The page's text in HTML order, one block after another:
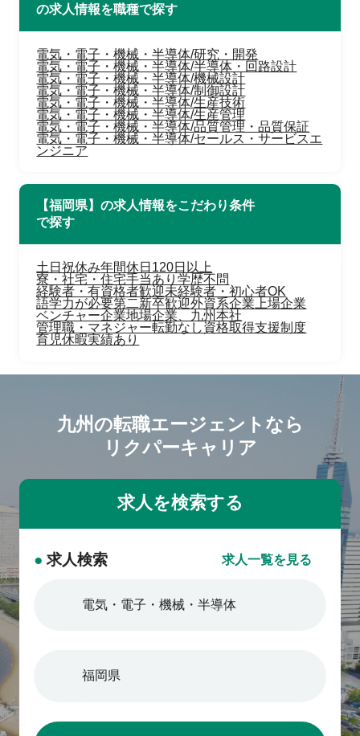
の求人情報を職種で探す
電気・電子・機械・半導体/研究・開発
電気・電子・機械・半導体/半導体・回路設計
電気・電子・機械・半導体/機械設計
電気・電子・機械・半導体/制御設計
電気・電子・機械・半導体/生産技術
電気・電子・機械・半導体/生産管理
電気・電子・機械・半導体/品質管理・品質保証
電気・電子・機械・半導体/セールス・サービスエ
ンジニア
【福岡県】の求人情報をこだわり条件
で探す
土日祝休み年間休日120日以上
寮・社宅・住宅手当あり学歴不問
経験者・有資格者歓迎未経験者・初心者OK
語学力が必要第二新卒歓迎外資系企業上場企業
ベンチャー企業地場企業、九州本社
管理職・マネジャー転勤なし資格取得支援制度
育児休暇実績あり
九州の転職エージェントなら
リクパーキャリア
● 求人検索 求人一覧を見る